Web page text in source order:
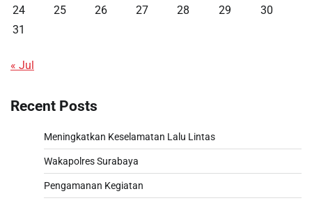
24
25 26 27 28 29
30
31
« Jul
Recent Posts
Meningkatkan Keselamatan Lalu Lintas
Wakapolres Surabaya
Pengamanan Kegiatan